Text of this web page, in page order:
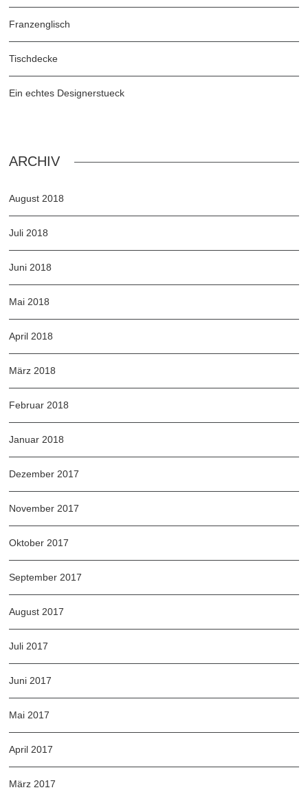
Franzenglisch
Tischdecke
Ein echtes Designerstueck
ARCHIV
August 2018
Juli 2018
Juni 2018
Mai 2018
April 2018
März 2018
Februar 2018
Januar 2018
Dezember 2017
November 2017
Oktober 2017
September 2017
August 2017
Juli 2017
Juni 2017
Mai 2017
April 2017
März 2017